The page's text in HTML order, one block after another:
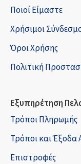
Ποιοί Είμαστε
Χρήσιμοι
Όροι Χρήσης
Πολιτική
Εξυπηρέτηση
Τρόποι Πληρωμής
Τρόποι και Έξοδα
Επιστροφές